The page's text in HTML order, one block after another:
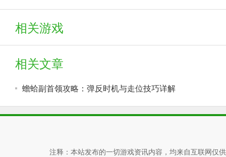
相关游戏
相关文章
蟾蛤副首领攻略：弹反时机与走位技巧详解
注释：本站发布的一切游戏资讯内容，均来自互联网仅